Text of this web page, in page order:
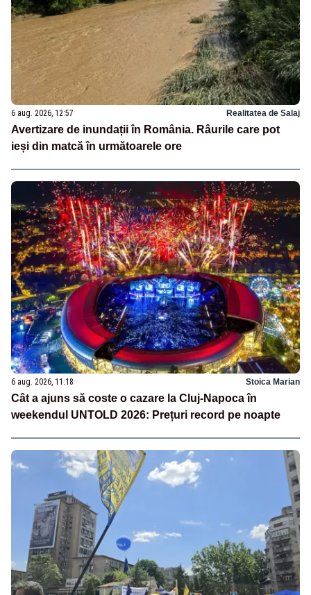
6 aug. 2026, 12:57 Realitatea de Salaj
Avertizare de inundații în România. Râurile care pot
ieși din matcă în următoarele ore
6 aug. 2026, 11:18 Stoica Marian
Cât a ajuns să coste o cazare la Cluj-Napoca în
weekendul UNTOLD 2026: Prețuri record pe noapte